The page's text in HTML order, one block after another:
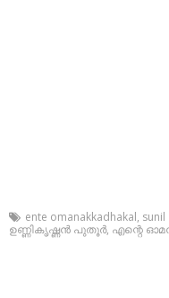
ente omanakkadhakal,
ഉണ്ണികൃഷ്ണൻ പുതൂർ, എന്റെ